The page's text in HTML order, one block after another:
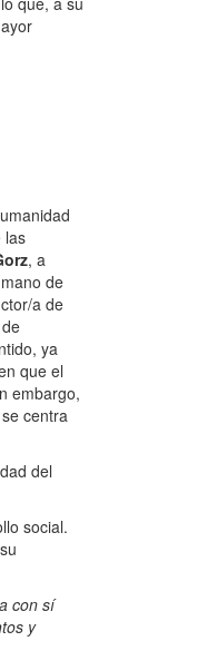
las
, a
de
a de
ya
que el
embargo,
centra
del
social.
con sí
y